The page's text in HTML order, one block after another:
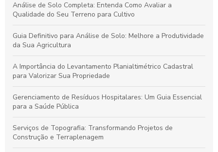
Análise de Solo Completa: Entenda Como Avaliar a
Qualidade do Seu Terreno para Cultivo
Guia Definitivo para Análise de Solo: Melhore a Produtividade
da Sua Agricultura
A Importância do Levantamento Planialtimétrico Cadastral
para Valorizar Sua Propriedade
Gerenciamento de Resíduos Hospitalares: Um Guia Essencial
para a Saúde Pública
Serviços de Topografia: Transformando Projetos de
Construção e Terraplenagem